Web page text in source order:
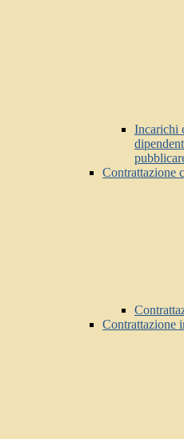
Incarichi
Contrattazione
Contrattazione